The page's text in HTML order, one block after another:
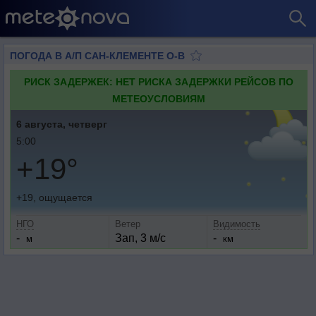
ПОГОДА В А/П САН-КЛЕМЕНТЕ О-В
РИСК ЗАДЕРЖЕК: НЕТ РИСКА ЗАДЕРЖКИ РЕЙСОВ ПО
МЕТЕОУСЛОВИЯМ
6 августа, четверг
5:00
+19°
+19, ощущается
НГО
- м
Ветер
Зап, 3 м/с
Видимость
- км